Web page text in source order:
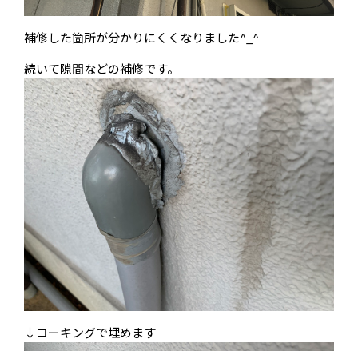
補修した箇所が分かりにくくなりました^_^
続いて隙間などの補修です。
↓コーキングで埋めます